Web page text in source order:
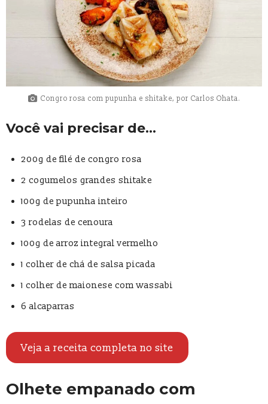
Congro rosa com pupunha e shitake, por Carlos Ohata.
Você vai precisar de…
200g de filé de congro rosa
2 cogumelos grandes shitake
100g de pupunha inteiro
3 rodelas de cenoura
100g de arroz integral vermelho
1 colher de chá de salsa picada
1 colher de maionese com wassabi
6 alcaparras
Veja a receita completa no site
Olhete empanado com